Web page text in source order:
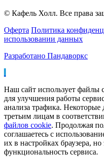
© Кафель Холл. Все права
Оферта Политика
использовании данных
Разработано Пандаворкс
Наш сайт использует файлы
для улучшения работы
анализа трафика. Некоторые
третьим лицам в
файлов cookie. Продолжая
соглашаетесь с
их в настройках браузера,
функциональность сервиса.